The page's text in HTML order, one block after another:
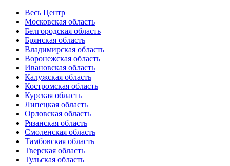
Весь Центр
Московская область
Белгородская область
Брянская область
Владимирская область
Воронежская область
Ивановская область
Калужская область
Костромская область
Курская область
Липецкая область
Орловская область
Рязанская область
Смоленская область
Тамбовская область
Тверская область
Тульская область